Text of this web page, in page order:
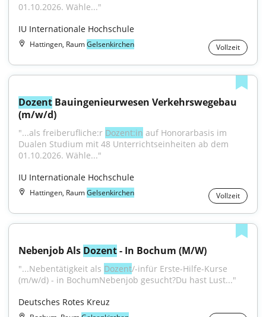
01.10.2026. Wähle..."
IU Internationale Hochschule
Hattingen, RaumGelsenkirchen Vollzeit
Dozent Bauingenieurwesen Verkehrswegebau
(m/w/d)
"...als freiberufliche:r Dozent:in auf Honorarbasis im
Dualen Studium mit 48 Unterrichtseinheiten ab dem
01.10.2026. Wähle..."
IU Internationale Hochschule
Hattingen, RaumGelsenkirchen Vollzeit
Nebenjob Als Dozent - In Bochum (M/W)
"...Nebentätigkeit als Dozent/-infür Erste-Hilfe-Kurse
(m/w/d) - in BochumNebenjob gesucht?Du hast Lust..."
Deutsches Rotes Kreuz